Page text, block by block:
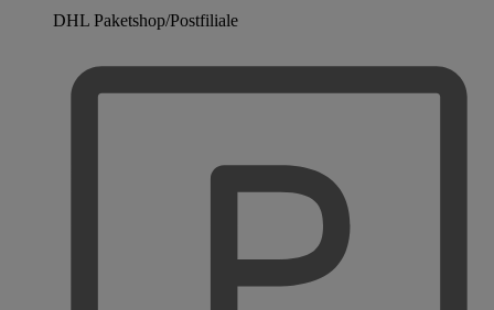
DHL Paketshop/Postfiliale